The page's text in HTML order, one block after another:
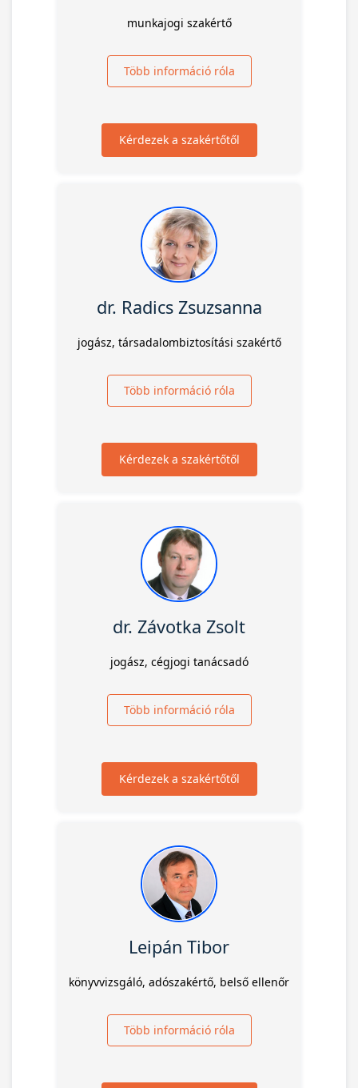
munkajogi szakértő
Több információ róla
Kérdezek a szakértőtől
dr. Radics Zsuzsanna
jogász, társadalombiztosítási szakértő
Több információ róla
Kérdezek a szakértőtől
dr. Závotka Zsolt
jogász, cégjogi tanácsadó
Több információ róla
Kérdezek a szakértőtől
Leipán Tibor
könyvvizsgáló, adószakértő, belső ellenőr
Több információ róla